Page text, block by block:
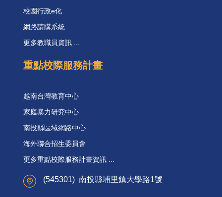
校園行政e化
網路請購系統
更多教職員資訊 ...
重點校際服務計畫
越南台灣教育中心
家庭暴力研究中心
南投縣區域網路中心
海外聯合招生委員會
更多重點校際服務計畫資訊 ...
(545301) 南投縣埔里鎮大學路1號